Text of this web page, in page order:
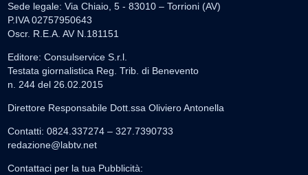
Sede legale: Via Chiaio, 5 - 83010 – Torrioni (AV)
P.IVA 02757950643
Oscr. R.E.A. AV N.181151
Editore: Consulservice S.r.l.
Testata giornalistica Reg. Trib. di Benevento
n. 244 del 26.02.2015
Direttore Responsabile Dott.ssa Oliviero Antonella
Contatti: 0824.337274 – 327.7390733
redazione@labtv.net
Contattaci per la tua Pubblicità: